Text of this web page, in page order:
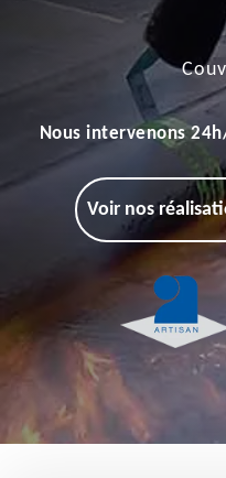
Nous intervenons
Voir nos